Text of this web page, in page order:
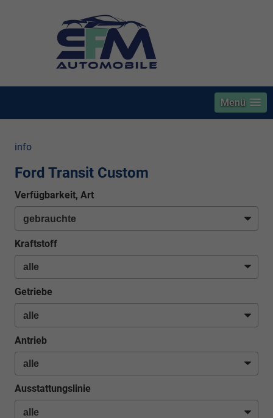
Menü
info
Ford Transit Custom
Verfügbarkeit, Art
Kraftstoff
Getriebe
Antrieb
Ausstattungslinie